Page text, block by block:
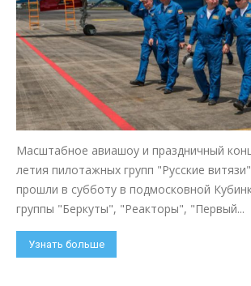
Масштабное авиашоу и праздничный
летия пилотажных групп "Русские
прошли в субботу в подмосковной
группы "Беркуты", "Реакторы", "Первый...
Узнать больше